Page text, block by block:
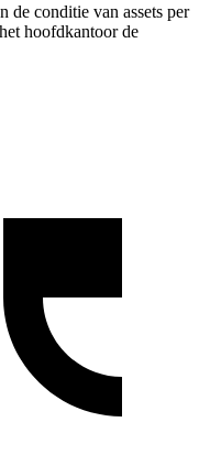
de conditie van assets per
hoofdkantoor de